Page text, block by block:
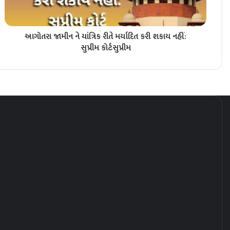
આગોતરા જામીન ને યાંત્રિક રીતે મર્યાદિત કરી શકાય નહીં:
સુપ્રીમ કોર્ટ​સુપ્રીમ